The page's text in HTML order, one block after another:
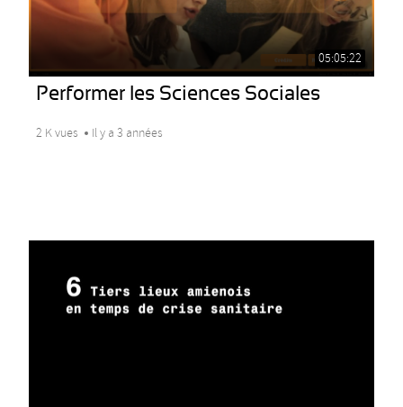
05:05:22
Performer les Sciences Sociales
2 K vues Il y a 3 années